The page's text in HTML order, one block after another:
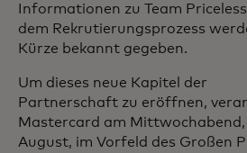
Informationen zu Team
dem Rekrutierungsprozess
Kürze bekannt gegeben.
Um dieses neue Kapitel der
Partnerschaft zu eröffnen,
Mastercard am Mittwochabend,
August, im Vorfeld des Großen